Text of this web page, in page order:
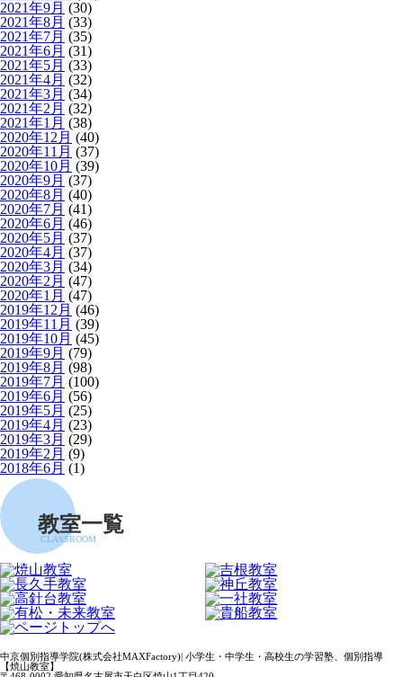
2021年9月 (30)
2021年8月 (33)
2021年7月 (35)
2021年6月 (31)
2021年5月 (33)
2021年4月 (32)
2021年3月 (34)
2021年2月 (32)
2021年1月 (38)
2020年12月 (40)
2020年11月 (37)
2020年10月 (39)
2020年9月 (37)
2020年8月 (40)
2020年7月 (41)
2020年6月 (46)
2020年5月 (37)
2020年4月 (37)
2020年3月 (34)
2020年2月 (47)
2020年1月 (47)
2019年12月 (46)
2019年11月 (39)
2019年10月 (45)
2019年9月 (79)
2019年8月 (98)
2019年7月 (100)
2019年6月 (56)
2019年5月 (25)
2019年4月 (23)
2019年3月 (29)
2019年2月 (9)
2018年6月 (1)
教室一覧
CLASSROOM
中京個別指導学院(株式会社MAXFactory)| 小学生・中学生・高校生の学習塾、個別指導
【焼山教室】